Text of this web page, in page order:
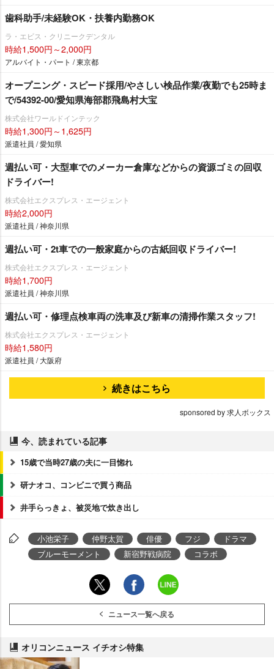
歯科助手/未経験OK・扶養内勤務OK
ラ・エビス・クリニークデンタル
時給1,500円～2,000円
アルバイト・パート / 東京都
オープニング・スピード採用/やさしい検品作業/夜勤でも25時ま
で/54392-00/愛知県海部郡飛島村大宝
株式会社ワールドインテック
時給1,300円～1,625円
派遣社員 / 愛知県
週払い可・大型車でのメーカー倉庫などからの資源ゴミの回収
ドライバー!
株式会社エクスプレス・エージェント
時給2,000円
派遣社員 / 神奈川県
週払い可・2t車での一般家庭からの古紙回収ドライバー!
株式会社エクスプレス・エージェント
時給1,700円
派遣社員 / 神奈川県
週払い可・修理点検車両の洗車及び新車の清掃作業スタッフ!
株式会社エクスプレス・エージェント
時給1,580円
派遣社員 / 大阪府
続きはこちら
sponsored by 求人ボックス
今、読まれている記事
15歳で当時27歳の夫に一目惚れ
研ナオコ、コンビニで買う商品
井手らっきょ、被災地で炊き出し
小池栄子 仲野太賀 俳優 フジ
ドラマ
ブルーモーメント
新宿野戦病院 コラボ
ニュース一覧へ戻る
オリコンニュース イチオシ特集